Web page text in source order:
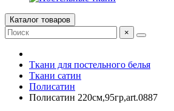
Каталог товаров
×
Ткани для постельного белья
Ткани сатин
Полисатин
Полисатин 220см,95гр,art.0887